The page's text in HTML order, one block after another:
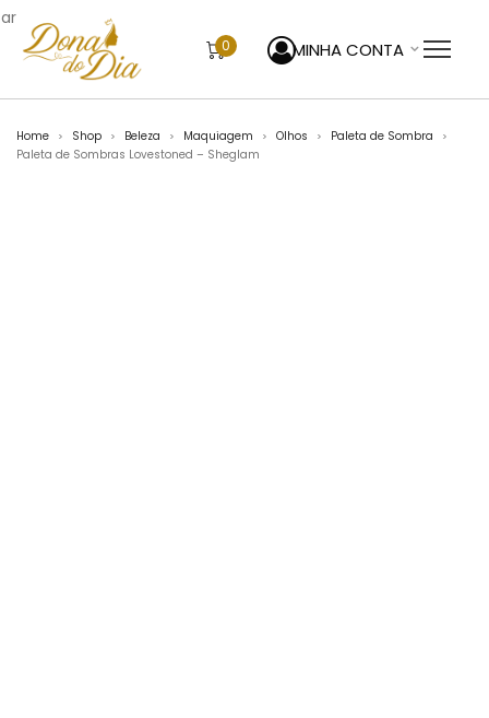
0 MINHA CONTA
Home > Shop > Beleza > Maquiagem > Olhos > Paleta de Sombra >
Paleta de Sombras Lovestoned – Sheglam